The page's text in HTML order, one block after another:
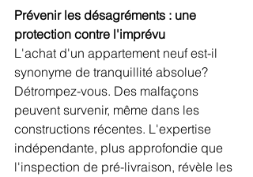
Prévenir les désagréments : une
protection contre l'imprévu
L'achat d'un appartement neuf est-il
synonyme de tranquillité absolue?
Détrompez-vous. Des malfaçons
peuvent survenir, même dans les
constructions récentes. L'expertise
indépendante, plus approfondie que
l'inspection de pré-livraison, révèle les